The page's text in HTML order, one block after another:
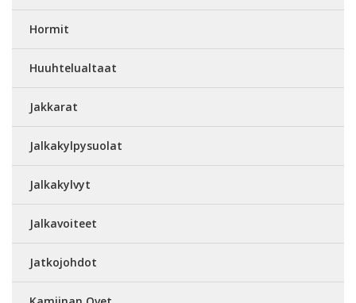
Hormit
Huuhtelualtaat
Jakkarat
Jalkakylpysuolat
Jalkakylvyt
Jalkavoiteet
Jatkojohdot